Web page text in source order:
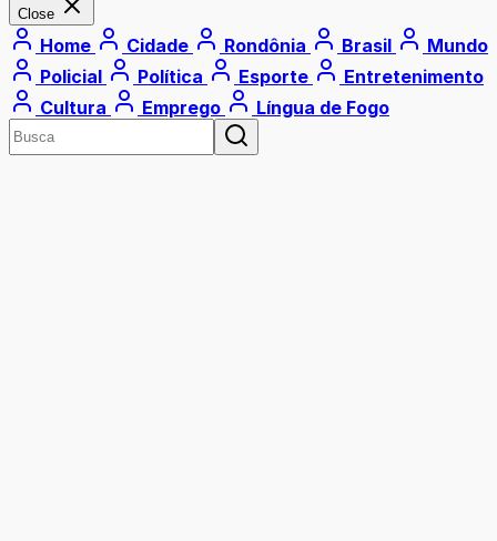
Close
Home Cidade Rondônia Brasil
Mundo
Policial
Política Esporte
Entretenimento
Cultura
Emprego Língua de Fogo